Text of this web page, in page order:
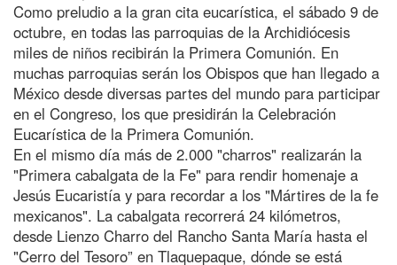
Como preludio a la gran cita eucarística, el sábado 9 de
octubre, en todas las parroquias de la Archidiócesis
miles de niños recibirán la Primera Comunión. En
muchas parroquias serán los Obispos que han llegado a
México desde diversas partes del mundo para participar
en el Congreso, los que presidirán la Celebración
Eucarística de la Primera Comunión.
En el mismo día más de 2.000 "charros" realizarán la
"Primera cabalgata de la Fe" para rendir homenaje a
Jesús Eucaristía y para recordar a los "Mártires de la fe
mexicanos". La cabalgata recorrerá 24 kilómetros,
desde Lienzo Charro del Rancho Santa María hasta el
"Cerro del Tesoro” en Tlaquepaque, dónde se está